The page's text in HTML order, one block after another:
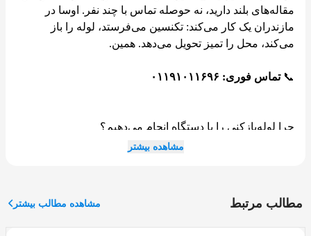
مقاله‌های بلند دارید، نه حوصله تماس با چند نفر. اوسا در
مازندران یک کار می‌کند: تکنسین می‌فرستد، لوله را باز
می‌کند، محل را تمیز تحویل می‌دهد. همین.
📞تماس فوری: ۰۱۱۹۱۰۱۱۶۹۶
چرا لوله‌بازکنی را با دستگاه انجام می‌دهیم؟
اوسا از دستگاه فنر برقی و واترجت استفاده می‌کند. فنر برقی
با چرخش مداوم وارد لوله می‌شود و هر چیزی چربی سفت،
مشاهده بیشتر
مطالب مرتبط مشاهده مطالب بیشتر